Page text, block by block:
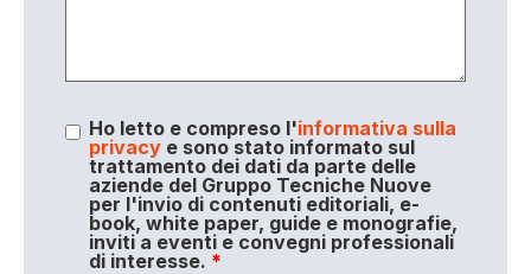
Ho letto e compreso l'informativa sulla
privacye sono stato informato sul
trattamento dei dati da parte delle
aziende del Gruppo Tecniche Nuove
per l'invio di contenuti editoriali, e-
book, white paper, guide e monografie,
inviti a eventi e convegni professionali
di interesse. *